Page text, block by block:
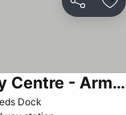
Partilhar
Dock
Holiday Inn Express Leeds City Centre - Armouries By Ihg